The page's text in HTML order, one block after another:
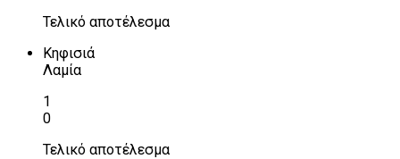
Τελικό αποτέλεσμα
Κηφισιά
Λαμία
1
0
Τελικό αποτέλεσμα